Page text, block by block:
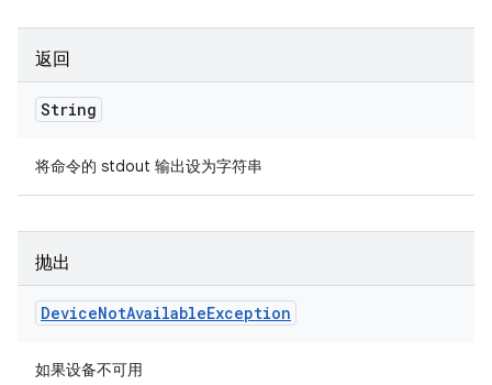
返回
String
将命令的 stdout 输出设为字符串
抛出
DeviceNotAvailableException
如果设备不可用